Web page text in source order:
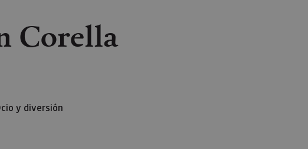
Corella
y diversión